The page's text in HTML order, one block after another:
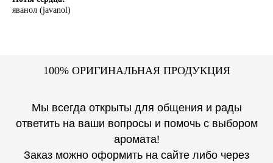
яванол (javanol)
100% ОРИГИНАЛЬНАЯ ПРОДУКЦИЯ
Мы всегда открыты для общения и рады
ответить на ваши вопросы и помочь с выбором
аромата!
Заказ можно оформить на сайте либо через